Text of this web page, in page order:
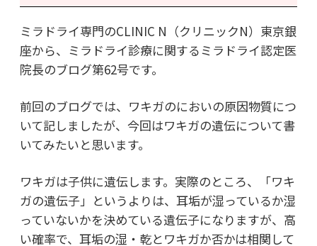
ミラドライ専門のCLINIC N（クリニックN）東京銀
座から、ミラドライ診療に関するミラドライ認定医
院長のブログ第62号です。
前回のブログでは、ワキガのにおいの原因物質につ
いて記しましたが、今回はワキガの遺伝について書
いてみたいと思います。
ワキガは子供に遺伝します。実際のところ、「ワキ
ガの遺伝子」というよりは、耳垢が湿っているか湿
っていないかを決めている遺伝子になりますが、高
い確率で、耳垢の湿・乾とワキガか否かは相関して